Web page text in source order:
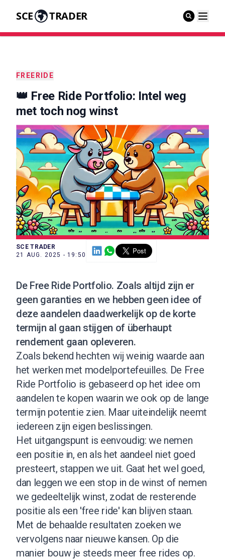
SCE TRADER
FREERIDE
👑 Free Ride Portfolio: Intel weg
met toch nog winst
SCE TRADER
21 AUG. 2025 - 19:50
De Free Ride Portfolio. Zoals altijd zijn er
geen garanties en we hebben geen idee of
deze aandelen daadwerkelijk op de korte
termijn al gaan stijgen of überhaupt
rendement gaan opleveren.
Zoals bekend hechten wij weinig waarde aan
het werken met modelportefeuilles. De Free
Ride Portfolio is gebaseerd op het idee om
aandelen te kopen waarin we ook op de lange
termijn potentie zien. Maar uiteindelijk neemt
iedereen zijn eigen beslissingen.
Het uitgangspunt is eenvoudig: we nemen
een positie in, en als het aandeel niet goed
presteert, stappen we uit. Gaat het wel goed,
dan leggen we een stop in de winst of nemen
we gedeeltelijk winst, zodat de resterende
positie als een 'free ride' kan blijven staan.
Met de behaalde resultaten zoeken we
vervolgens naar nieuwe kansen. Op die
manier bouw je steeds meer free rides op.